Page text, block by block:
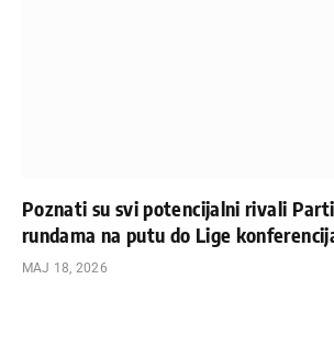
Poznati su svi potencijalni rivali
rundama na putu do Lige
МАЈ 18, 2026